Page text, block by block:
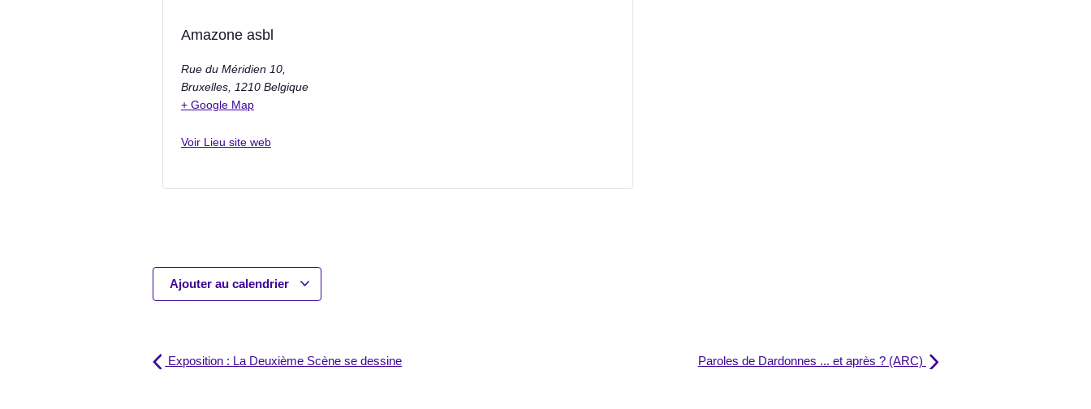
Amazone asbl
Rue du Méridien 10,
Bruxelles
1210 Belgique
+ Google Map
Voir Lieu site web
Ajouter au calendrier
Exposition : La Deuxième Scène se dessine Paroles de Dardonnes ... et après ? (ARC)